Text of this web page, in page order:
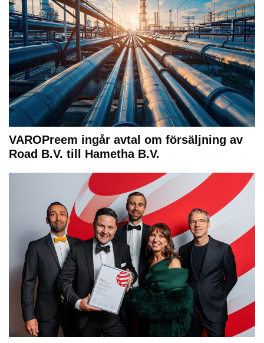
VAROPreem ingår avtal om försäljning av
Road B.V. till Hametha B.V.